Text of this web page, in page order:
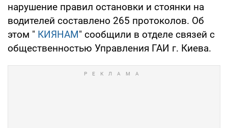
нарушение правил остановки и стоянки на
водителей составлено 265 протоколов. Об
этом " КИЯНАМ" сообщили в отделе связей с
общественностью Управления ГАИ г. Киева.